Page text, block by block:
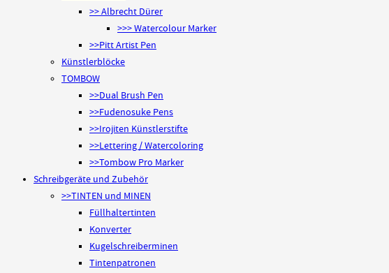
>> Albrecht Dürer
>>> Watercolour Marker
>>Pitt Artist Pen
Künstlerblöcke
TOMBOW
>>Dual Brush Pen
>>Fudenosuke Pens
>>Irojiten Künstlerstifte
>>Lettering / Watercoloring
>>Tombow Pro Marker
Schreibgeräte und Zubehör
>>TINTEN und MINEN
Füllhaltertinten
Konverter
Kugelschreiberminen
Tintenpatronen